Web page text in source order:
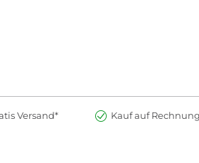
Versand* Kauf auf Rechnung